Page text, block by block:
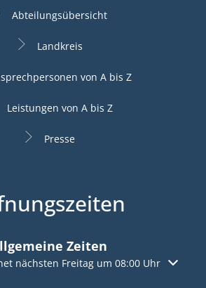
Abteilungsübersicht
Landkreis
von A bis Z
Leistungen von A bis Z
Presse
Zeiten
Öffnungs- oder Schließzeiten
nächsten Freitag um 08:00 Uhr